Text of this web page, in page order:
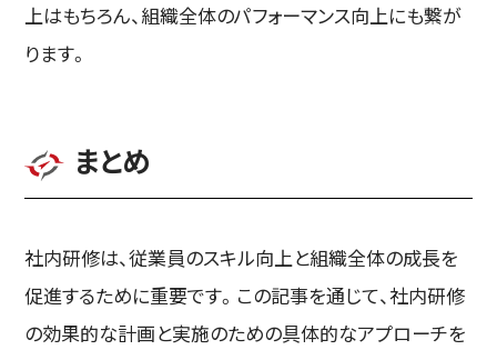
上はもちろん、組織全体のパフォーマンス向上にも繋が
ります。
まとめ
社内研修は、従業員のスキル向上と組織全体の成長を
促進するために重要です。この記事を通じて、社内研修
の効果的な計画と実施のための具体的なアプローチを